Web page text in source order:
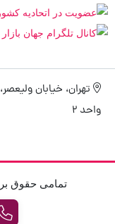
واحد 2
تمامی حقوق